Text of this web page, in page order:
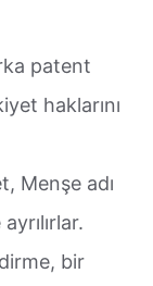
patent
haklarını
Menşe adı
bir